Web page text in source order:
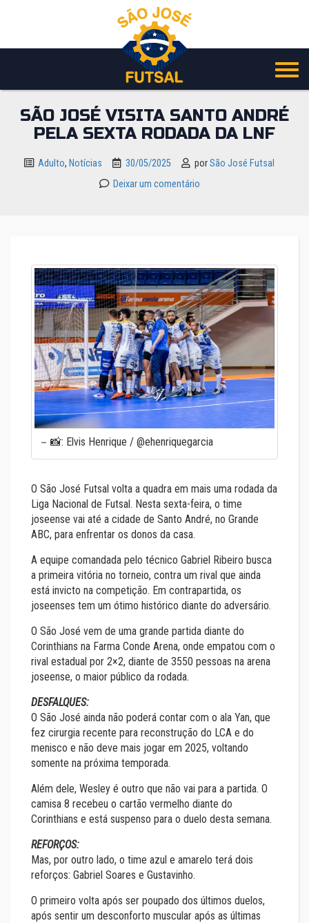
o
SÃO JOSÉ VISITA SANTO ANDRÉ
PELA SEXTA RODADA DA LNF
Adulto, Notícias 30/05/2025 porSão José Futsal
Deixar um comentário
📸: Elvis Henrique / @ehenriquegarcia
O São José Futsal volta a quadra em mais uma rodada da
Liga Nacional de Futsal. Nesta sexta-feira, o time
joseense vai até a cidade de Santo André, no Grande
ABC, para enfrentar os donos da casa.
A equipe comandada pelo técnico Gabriel Ribeiro busca
a primeira vitória no torneio, contra um rival que ainda
está invicto na competição. Em contrapartida, os
joseenses tem um ótimo histórico diante do adversário.
O São José vem de uma grande partida diante do
Corinthians na Farma Conde Arena, onde empatou com o
rival estadual por 2×2, diante de 3550 pessoas na arena
joseense, o maior público da rodada.
DESFALQUES:
O São José ainda não poderá contar com o ala Yan, que
fez cirurgia recente para reconstrução do LCA e do
menisco e não deve mais jogar em 2025, voltando
somente na próxima temporada.
Além dele, Wesley é outro que não vai para a partida. O
camisa 8 recebeu o cartão vermelho diante do
Corinthians e está suspenso para o duelo desta semana.
REFORÇOS:
Mas, por outro lado, o time azul e amarelo terá dois
reforços: Gabriel Soares e Gustavinho.
O primeiro volta após ser poupado dos últimos duelos,
após sentir um desconforto muscular após as últimas